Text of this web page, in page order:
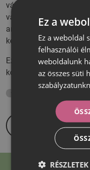
vágsz-e a Smilezor®
vagy sem elég csak a
amikor már láthat a
kezelésidőt.ű
Ezeknek tudatában,
konzultációt hiszen
fogszabályozás
Ez a
Ez a weboldal
felhasználói
weboldalunk
az összes süti